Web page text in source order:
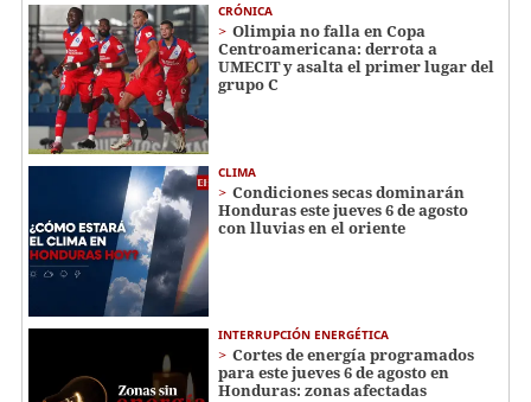
CRÓNICA
Olimpia no falla en Copa
Centroamericana: derrota a
UMECIT y asalta el primer lugar del
grupo C
CLIMA
Condiciones secas dominarán
Honduras este jueves 6 de agosto
con lluvias en el oriente
INTERRUPCIÓN ENERGÉTICA
Cortes de energía programados
para este jueves 6 de agosto en
Honduras: zonas afectadas